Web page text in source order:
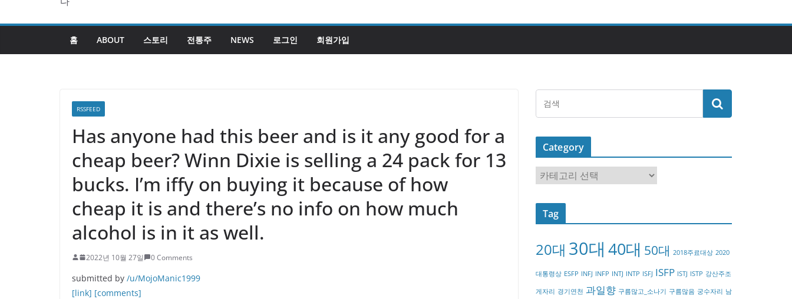
홈 ABOUT 스토리 전통주 NEWS 로그인 회원가입
RSSFEED
Has anyone had this beer and is it any good for a
cheap beer? Winn Dixie is selling a 24 pack for 13
bucks. I’m iffy on buying it because of how
cheap it is and there’s no info on how much
alcohol is in it as well.
2022년 10월 27일 0 Comments
submitted by /u/MojoManic1999
[link] [comments]
Category
a
t
o
y
Tag
20대 30대 40대 50대 2018주료대상 2020
대통령상 ESFP INFJ INFP INTJ INTP ISFJ ISFP ISTJ ISTP 강산주조
게자리 경기연천 과일향 구름많고_소나기 구름많음 궁수자리 남